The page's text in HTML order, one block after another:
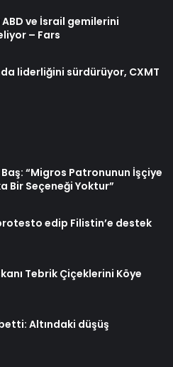
ABD ve İsrail gemilerini
– Fars
liderliğini sürdürüyor, CXMT
Baş: “Migros Patronunun İşçiye
Bir Seçeneği Yoktur”
edip Filistin’e destek
Tebrik Çiçeklerini Köye
Altındaki düşüş